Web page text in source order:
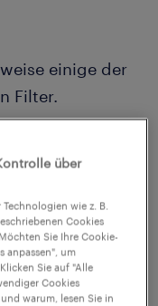
einige der
Filter.
Sie, den
herum zu
oder
Sie, ob sie
über
wie z. B.
Cookies
Sie Ihre Cookie-
anpassen", um
Sie auf "Alle
Cookies
warum, lesen Sie in